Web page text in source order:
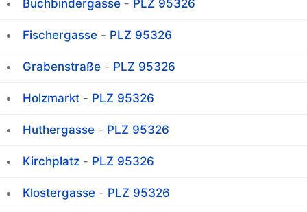
Buchbindergasse - PLZ 95326
Fischergasse - PLZ 95326
Grabenstraße - PLZ 95326
Holzmarkt - PLZ 95326
Huthergasse - PLZ 95326
Kirchplatz - PLZ 95326
Klostergasse - PLZ 95326